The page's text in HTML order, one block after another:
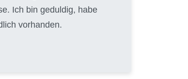
Ich bin geduldig, habe
vorhanden.